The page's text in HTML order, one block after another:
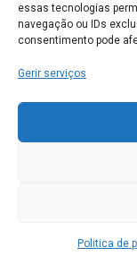
essas tecnologias
navegação ou IDs
consentimento pode
Gerir serviços
Politica de
Serviços